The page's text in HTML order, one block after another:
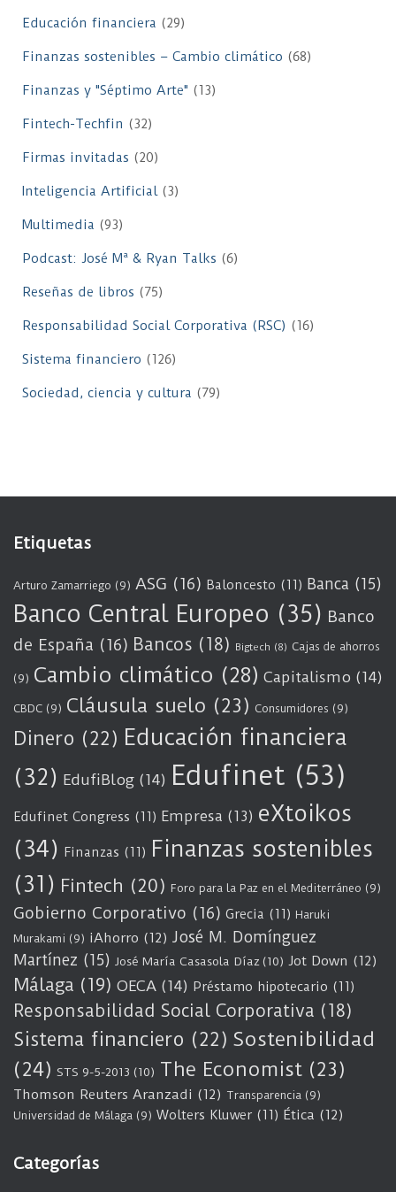
Educación financiera (29)
Finanzas sostenibles – Cambio climático (68)
Finanzas y "Séptimo Arte" (13)
Fintech-Techfin (32)
Firmas invitadas (20)
Inteligencia Artificial(3)
Multimedia (93)
Podcast: José Mª & Ryan Talks (6)
Reseñas de libros (75)
Responsabilidad Social Corporativa (RSC) (16)
Sistema financiero (126)
Sociedad, ciencia y cultura (79)
Etiquetas
Arturo Zamarriego (9) ASG (16) Baloncesto (11) Banca (15)
Banco Central Europeo (35) Banco
de España (16) Bancos (18) Bigtech (8) Cajas de ahorros
(9) Cambio climático (28) Capitalismo (14)
CBDC (9) Cláusula suelo (23) Consumidores (9)
Dinero (22) Educación financiera
(32) EdufiBlog (14) Edufinet (53)
Edufinet Congress (11) Empresa (13) eXtoikos
(34) Finanzas (11) Finanzas sostenibles
(31) Fintech (20) Foro para la Paz en el Mediterráneo (9)
Gobierno Corporativo (16) Grecia (11) Haruki
Murakami (9) iAhorro (12) José M. Domínguez
Martínez (15) José María Casasola Díaz(10) Jot Down (12)
Málaga (19) OECA (14) Préstamo hipotecario (11)
Responsabilidad Social Corporativa (18)
Sistema financiero (22) Sostenibilidad
(24) STS 9-5-2013 (10) The Economist (23)
Thomson Reuters Aranzadi (12) Transparencia (9)
Universidad de Málaga (9) Wolters Kluwer (11) Ética (12)
Categorías